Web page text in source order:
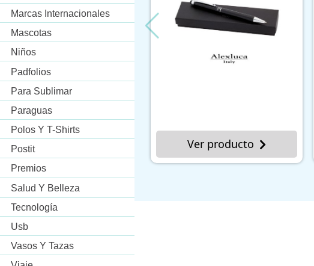
Marcas Internacionales
Mascotas
Niños
Padfolios
Para Sublimar
Paraguas
Polos Y T-Shirts
Postit
Premios
Salud Y Belleza
Tecnología
Usb
Vasos Y Tazas
Ver producto Ver producto